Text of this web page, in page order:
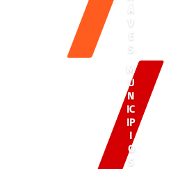
Á
E
S
M
U
N
IC
IP
I
O
S